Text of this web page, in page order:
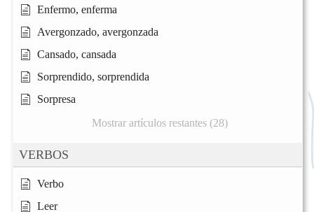
Enfermo, enferma
Avergonzado, avergonzada
Cansado, cansada
Sorprendido, sorprendida
Sorpresa
Mostrar artículos restantes (28)
VERBOS
Verbo
Leer